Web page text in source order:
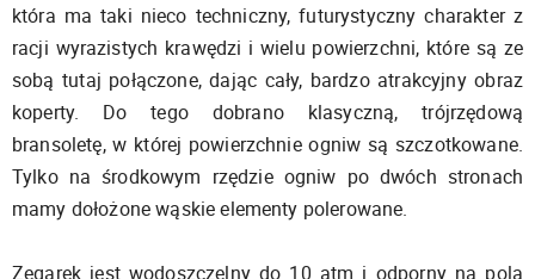
która ma taki nieco techniczny, futurystyczny charakter z
racji wyrazistych krawędzi i wielu powierzchni, które są ze
sobą tutaj połączone, dając cały, bardzo atrakcyjny obraz
koperty. Do tego dobrano klasyczną, trójrzędową
bransoletę, w której powierzchnie ogniw są szczotkowane.
Tylko na środkowym rzędzie ogniw po dwóch stronach
mamy dołożone wąskie elementy polerowane.
Zegarek jest wodoszczelny do 10 atm i odporny na pola